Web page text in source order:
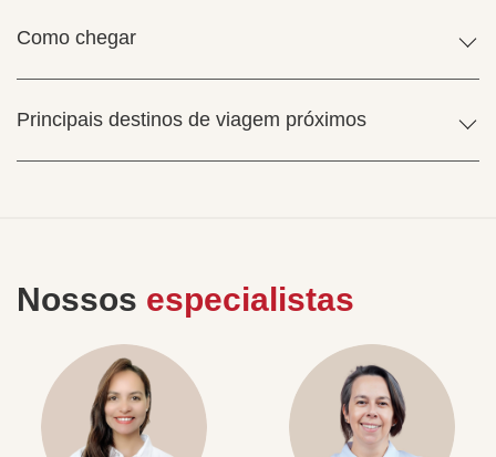
Como chegar
Principais destinos de viagem próximos
Nossos especialistas